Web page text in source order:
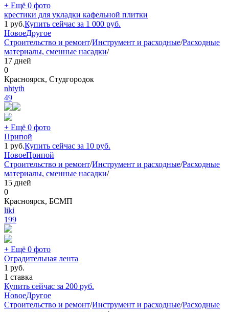
+ Ещё 0 фото
крестики для укладки кафельной плитки
1 руб.Купить сейчас за 1 000 руб.
НовоеДругое
Строительство и ремонт/Инструмент и расходные/Расходные
материалы, сменные насадки/
17 дней
0
Красноярск, Студгородок
nhtyth
49
+ Ещё 0 фото
Припой
1 руб.Купить сейчас за 10 руб.
НовоеПрипой
Строительство и ремонт/Инструмент и расходные/Расходные
материалы, сменные насадки/
15 дней
0
Красноярск, БСМП
liki
199
+ Ещё 0 фото
Оградительная лента
1 руб.
1 ставка
Купить сейчас за 200 руб.
НовоеДругое
Строительство и ремонт/Инструмент и расходные/Расходные